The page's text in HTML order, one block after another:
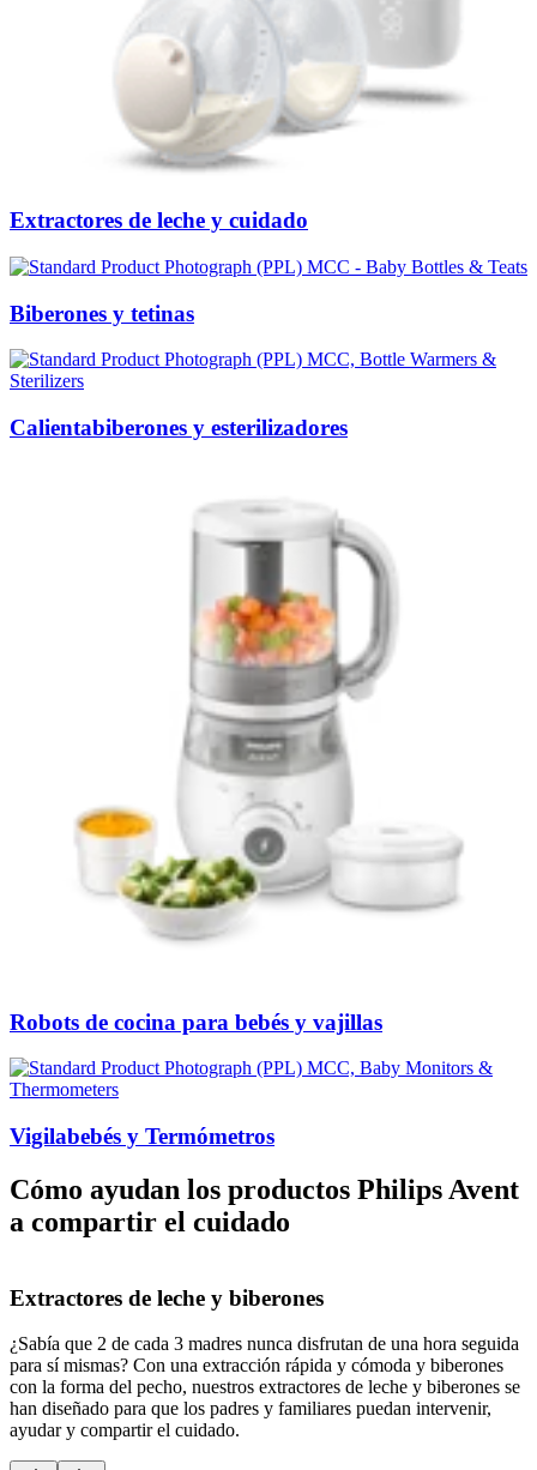
Extractores de leche y cuidado
Biberones y tetinas
Calientabiberones y esterilizadores
Robots de cocina para bebés y vajillas
Vigilabebés y Termómetros
Cómo ayudan los productos Philips Avent
a compartir el cuidado
Extractores de leche y biberones
¿Sabía que 2 de cada 3 madres nunca disfrutan de una hora seguida
para sí mismas? Con una extracción rápida y cómoda y biberones
con la forma del pecho, nuestros extractores de leche y biberones se
han diseñado para que los padres y familiares puedan intervenir,
ayudar y compartir el cuidado.